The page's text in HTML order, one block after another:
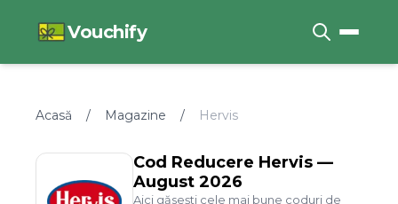
Vouchify
Acasă / Magazine / Hervis
Cod Reducere Hervis —
August 2026
Aici găsești cele mai bune coduri de